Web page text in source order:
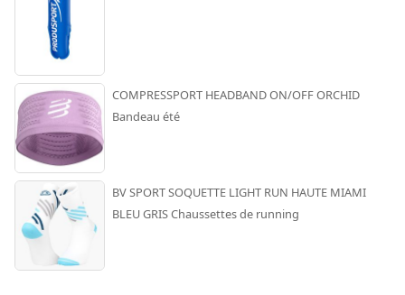
COMPRESSPORT HEADBAND ON/OFF ORCHID
Bandeau été
BV SPORT SOQUETTE LIGHT RUN HAUTE MIAMI
BLEU GRIS Chaussettes de running